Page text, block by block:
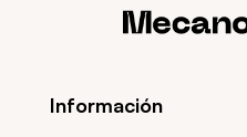
Información